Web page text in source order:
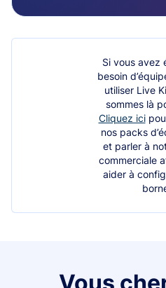
Si vous avez
besoin
utiliser Live
sommes là
Cliquez ici
nos packs
et parler à
commerciale
aider à